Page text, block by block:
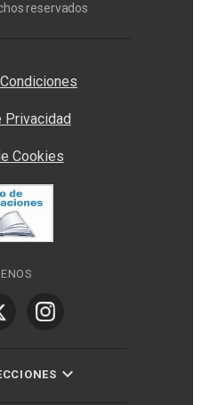
reservados
Privacidad
Cookies